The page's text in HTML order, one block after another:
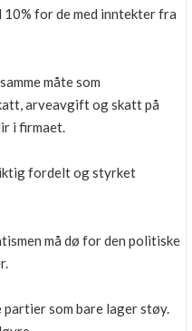
for de med inntekter fra
måte som
arveavgift og skatt på
i firmaet.
fordelt og styrket
må dø for den politiske
som bare lager støy.